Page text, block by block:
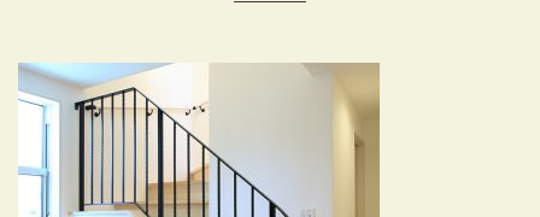
二世帯住宅をお考えの方
建て替えをお考えの方